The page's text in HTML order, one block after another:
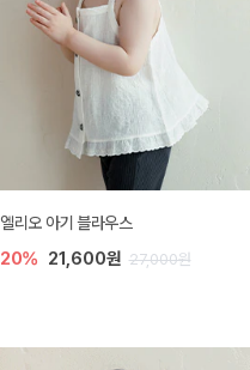
엘리오 아기 블라우스
20% 21,600원 27,000원